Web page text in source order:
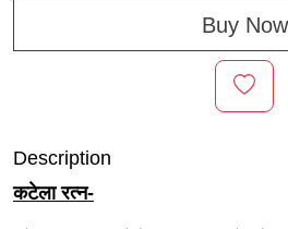
Buy Now
Description
कटेला रत्न-